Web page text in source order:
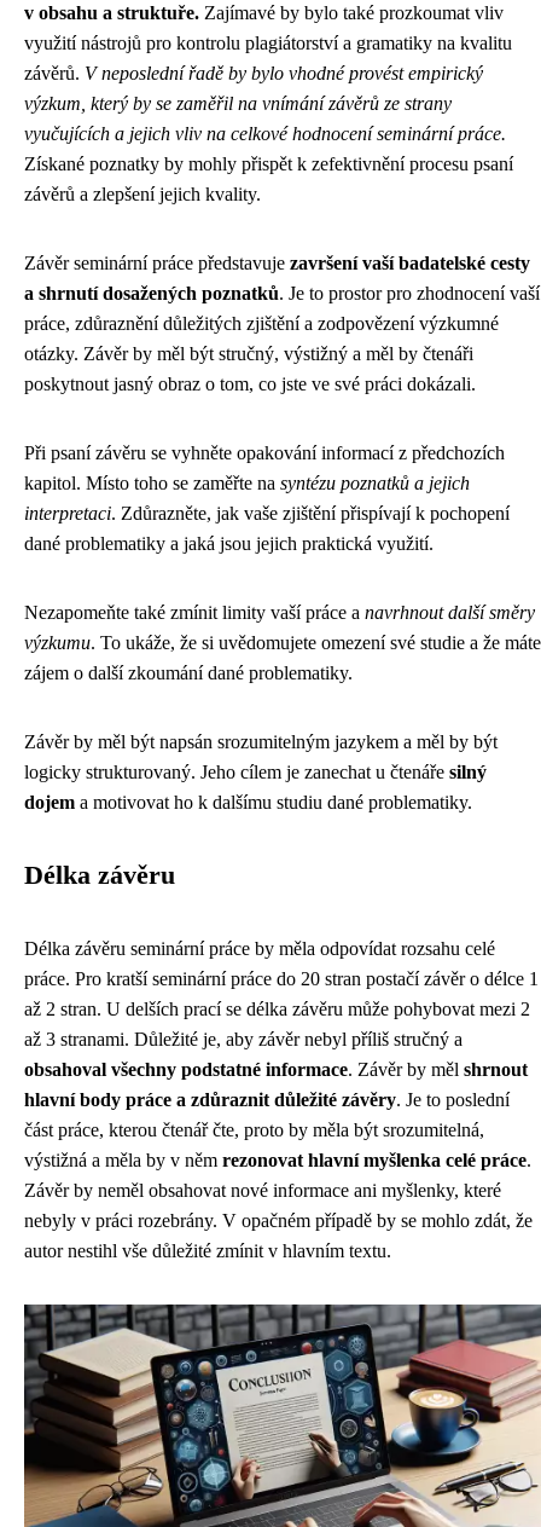
v obsahu a struktuře. Zajímavé by bylo také prozkoumat vliv
využití nástrojů pro kontrolu plagiátorství a gramatiky na kvalitu
závěrů. V neposlední řadě by bylo vhodné provést empirický
výzkum, který by se zaměřil na vnímání závěrů ze strany
vyučujících a jejich vliv na celkové hodnocení seminární práce.
Získané poznatky by mohly přispět k zefektivnění procesu psaní
závěrů a zlepšení jejich kvality.
Závěr seminární práce představuje završení vaší badatelské cesty
a shrnutí dosažených poznatků. Je to prostor pro zhodnocení vaší
práce, zdůraznění důležitých zjištění a zodpovězení výzkumné
otázky. Závěr by měl být stručný, výstižný a měl by čtenáři
poskytnout jasný obraz o tom, co jste ve své práci dokázali.
Při psaní závěru se vyhněte opakování informací z předchozích
kapitol. Místo toho se zaměřte na syntézu poznatků a jejich
interpretaci. Zdůrazněte, jak vaše zjištění přispívají k pochopení
dané problematiky a jaká jsou jejich praktická využití.
Nezapomeňte také zmínit limity vaší práce a navrhnout další směry
výzkumu. To ukáže, že si uvědomujete omezení své studie a že máte
zájem o další zkoumání dané problematiky.
Závěr by měl být napsán srozumitelným jazykem a měl by být
logicky strukturovaný. Jeho cílem je zanechat u čtenáře silný
dojem a motivovat ho k dalšímu studiu dané problematiky.
Délka závěru
Délka závěru seminární práce by měla odpovídat rozsahu celé
práce. Pro kratší seminární práce do 20 stran postačí závěr o délce 1
až 2 stran. U delších prací se délka závěru může pohybovat mezi 2
až 3 stranami. Důležité je, aby závěr nebyl příliš stručný a
obsahoval všechny podstatné informace. Závěr by měl shrnout
hlavní body práce a zdůraznit důležité závěry. Je to poslední
část práce, kterou čtenář čte, proto by měla být srozumitelná,
výstižná a měla by v něm rezonovat hlavní myšlenka celé práce.
Závěr by neměl obsahovat nové informace ani myšlenky, které
nebyly v práci rozebrány. V opačném případě by se mohlo zdát, že
autor nestihl vše důležité zmínit v hlavním textu.